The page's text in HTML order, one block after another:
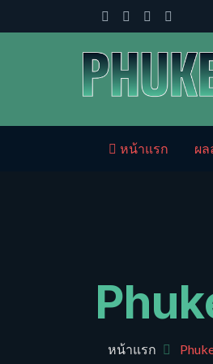
หน้าแรก ผ
หน้าแรก